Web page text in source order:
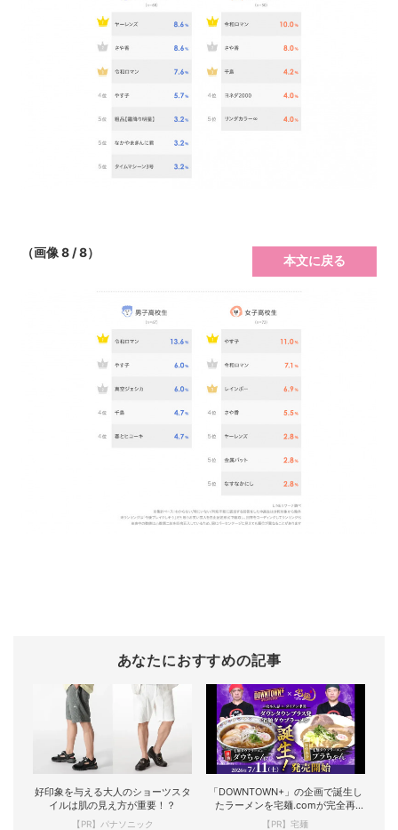
（画像 8 / 8）
本文に戻る
あなたにおすすめの記事
好印象を与える大人のショーツスタ
イルは肌の見え方が重要！？
【PR】パナソニック
「DOWNTOWN+」の企画で誕生し
たラーメンを宅麺.comが完全再
現！
【PR】宅麺